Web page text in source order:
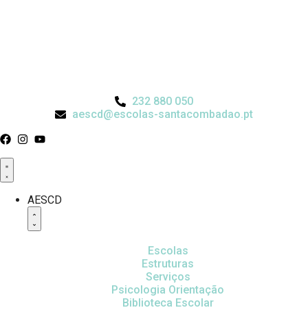
232 880 050
aescd@escolas-santacombadao.pt
AESCD
Escolas
Estruturas
Serviços
Psicologia Orientação
Biblioteca Escolar